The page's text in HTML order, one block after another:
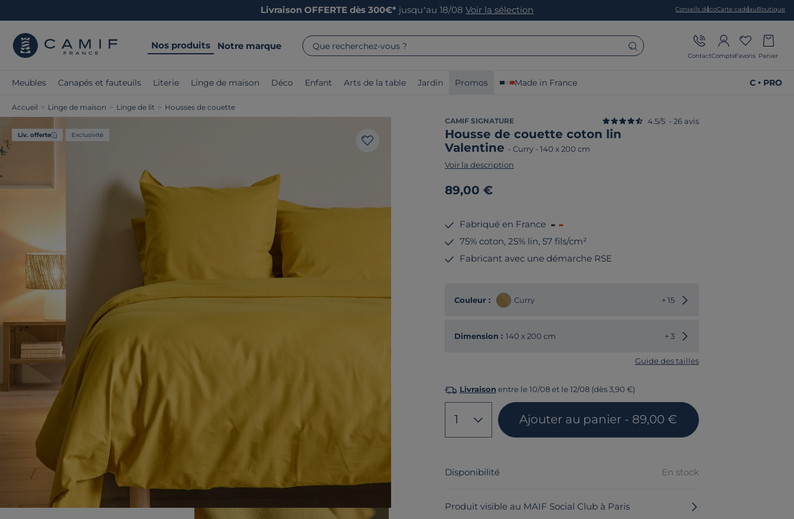
Livraison OFFERTE dès 300€* jusqu’au 18/08 Voir la sélection Conseils décoCarte cadeauBoutique
Nos produits Notre marque Que recherchez-vous ?
ContactCompteFavoris Panier
Meubles Canapés et fauteuils Literie Linge de maison Déco Enfant Arts de la table Jardin Promos Made in France C • PRO
Accueil > Linge de maison > Linge de lit > Housses de couette
Liv. offerte Exclusivité
CAMIF SIGNATURE
Housse de couette coton lin
Valentine - Curry- 140 x 200 cm
4.5/5 - 26 avis
Voir la description
89,00 €
Fabriqué en France
75% coton, 25% lin, 57 fils/cm²
Fabricant avec une démarche RSE
Couleur : Curry + 15 Choisir une autre couleur
Dimension : 140 x 200 cm + 3 Choisir une autre dimension
Guide des tailles
Livraison entre le 10/08 et le 12/08 (dès 3,90 €)
1 Ajouter au panier - 89,00 €
Disponibilité En stock
Produit visible au MAIF Social Club à Paris